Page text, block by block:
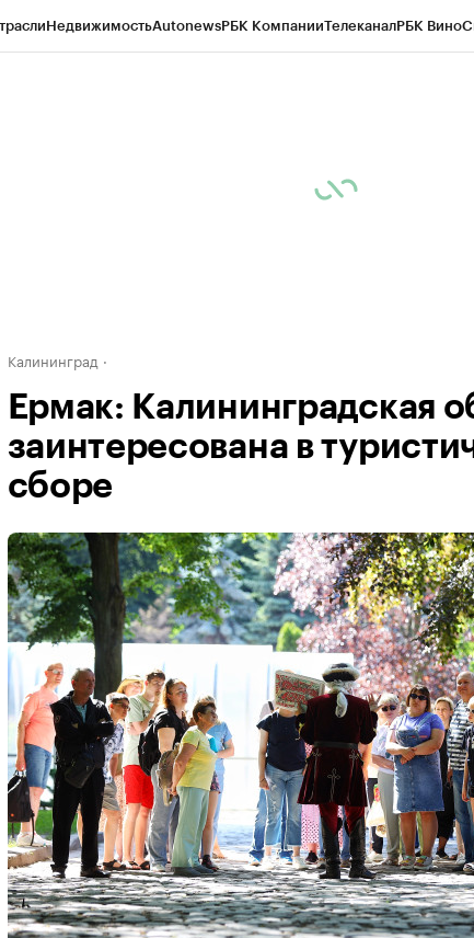
НедвижимостьAutonewsРБК КомпанииТелеканалРБК Вино
Калининград
Ермак: Калининградская
заинтересована в
сборе